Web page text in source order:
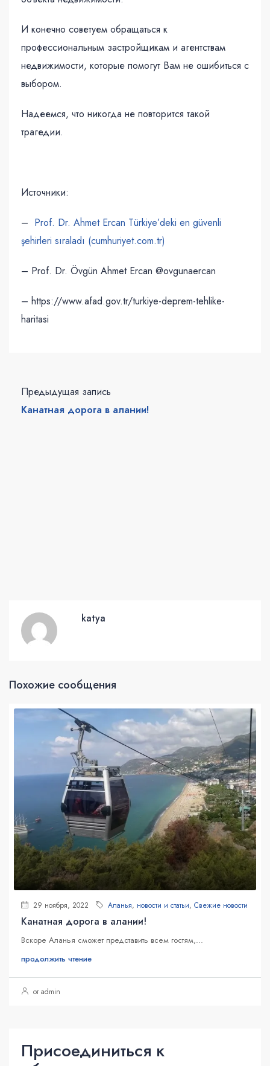
И конечно советуем обращаться к
профессиональным застройщикам и агентствам
недвижимости, которые помогут Вам не ошибиться с
выбором.
Надеемся, что никогда не повторится такой
трагедии.
Источники:
– Prof. Dr. Ahmet Ercan Türkiye’deki en güvenli
şehirleri sıraladı (cumhuriyet.com.tr)
– Prof. Dr. Övgün Ahmet Ercan @ovgunaercan
– https://www.afad.gov.tr/turkiye-deprem-tehlike-
haritasi
Предыдущая запись
Канатная дорога в алании!
katya
Похожие сообщения
29 ноября, 2022 Аланья, новости и статьи, Свежие новости
Канатная дорога в алании!
Вскоре Аланья сможет представить всем гостям,...
продолжить чтение
от admin
Присоединиться к